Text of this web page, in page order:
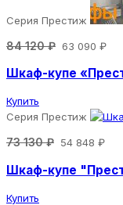
Серия Престиж
84 120 ₽ 63 090 ₽
Шкаф-купе
Купить
Серия Престиж
73 130 ₽ 54 848 ₽
Шкаф-купе
Купить